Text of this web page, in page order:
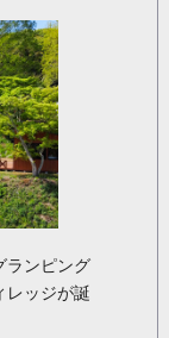
ランピング
レッジが誕